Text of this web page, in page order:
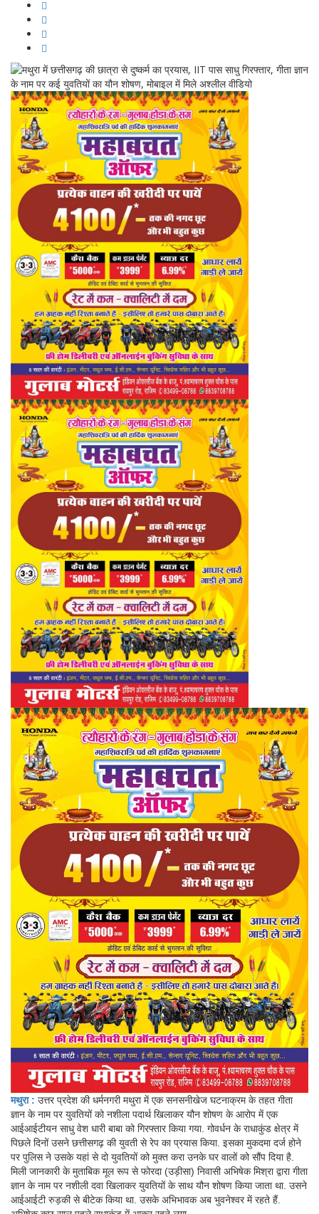
मथुरा : उत्तर प्रदेश की धर्मनगरी मथुरा में एक सनसनीखेज घटनाक्रम के तहत गीता
ज्ञान के नाम पर युवतियों को नशीला पदार्थ खिलाकर यौन शोषण के आरोप में एक
आईआईटीयन साधु वेश धारी बाबा को गिरफ्तार किया गया. गोवर्धन के राधाकुंड क्षेत्र में
पिछले दिनों उसने छत्तीसगढ़ की युवती से रेप का प्रयास किया. इसका मुकदमा दर्ज होने
पर पुलिस ने उसके यहां से दो युवतियों को मुक्त करा उनके घर वालों को सौंप दिया है.
मिली जानकारी के मुताबिक मूल रूप से फोरदा (उड़ीसा) निवासी अभिषेक मिश्रा द्वारा गीता
ज्ञान के नाम पर नशीली दवा खिलाकर युवतियों के साथ यौन शोषण किया जाता था. उसने
आईआईटी रुड़की से बीटेक किया था. उसके अभिभावक अब भुवनेश्वर में रहते हैं.